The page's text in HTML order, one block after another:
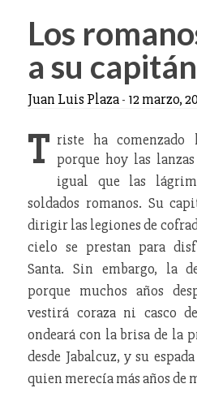
Los
a su capitán
Juan Luis Plaza- 12 marzo,
T riste ha comenzado
porque hoy las
igual que las
soldados romanos. Su
dirigir las legiones de
cielo se prestan para
Santa. Sin embargo, la
porque muchos años
vestirá coraza ni casco
ondeará con la brisa de la
desde Jabalcuz, y su
quien merecía más años de